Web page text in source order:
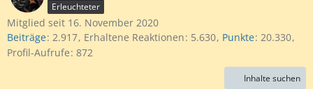
Erleuchteter
Mitglied seit 16. November 2020
Beiträge 2.917 Erhaltene Reaktionen 5.630 Punkte 20.330
Profil-Aufrufe 872
Inhalte suchen